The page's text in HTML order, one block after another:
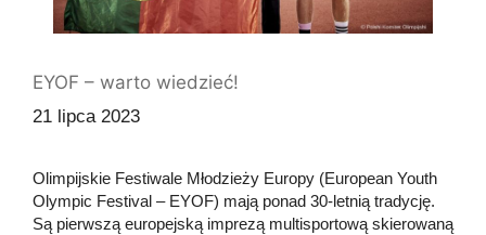
EYOF – warto wiedzieć!
21 lipca 2023
Olimpijskie Festiwale Młodzieży Europy (European Youth
Olympic Festival – EYOF) mają ponad 30-letnią tradycję.
Są pierwszą europejską imprezą multisportową skierowaną